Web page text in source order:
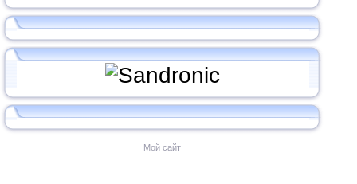
Мой сайт